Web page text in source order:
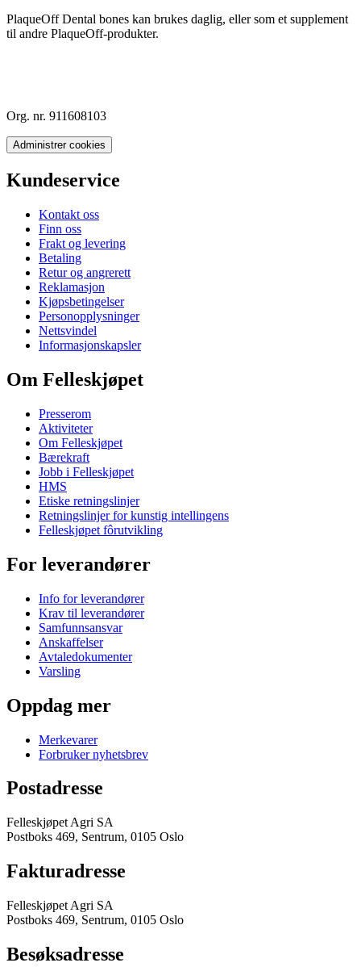
PlaqueOff Dental bones kan brukes daglig, eller som et supplement
til andre PlaqueOff-produkter.
Org. nr. 911608103
Administrer cookies
Kundeservice
Kontakt oss
Finn oss
Frakt og levering
Betaling
Retur og angrerett
Reklamasjon
Kjøpsbetingelser
Personopplysninger
Nettsvindel
Informasjonskapsler
Om Felleskjøpet
Presserom
Aktiviteter
Om Felleskjøpet
Bærekraft
Jobb i Felleskjøpet
HMS
Etiske retningslinjer
Retningslinjer for kunstig intellingens
Felleskjøpet fôrutvikling
For leverandører
Info for leverandører
Krav til leverandører
Samfunnsansvar
Anskaffelser
Avtaledokumenter
Varsling
Oppdag mer
Merkevarer
Forbruker nyhetsbrev
Postadresse
Felleskjøpet Agri SA
Postboks 469, Sentrum, 0105 Oslo
Fakturadresse
Felleskjøpet Agri SA
Postboks 469, Sentrum, 0105 Oslo
Besøksadresse